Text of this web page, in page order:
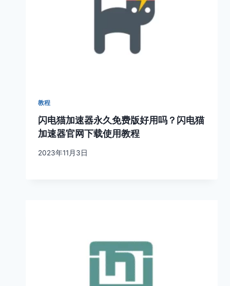
教程
闪电猫加速器永久免费版好用吗？闪电猫
加速器官网下载使用教程
2023年11月3日